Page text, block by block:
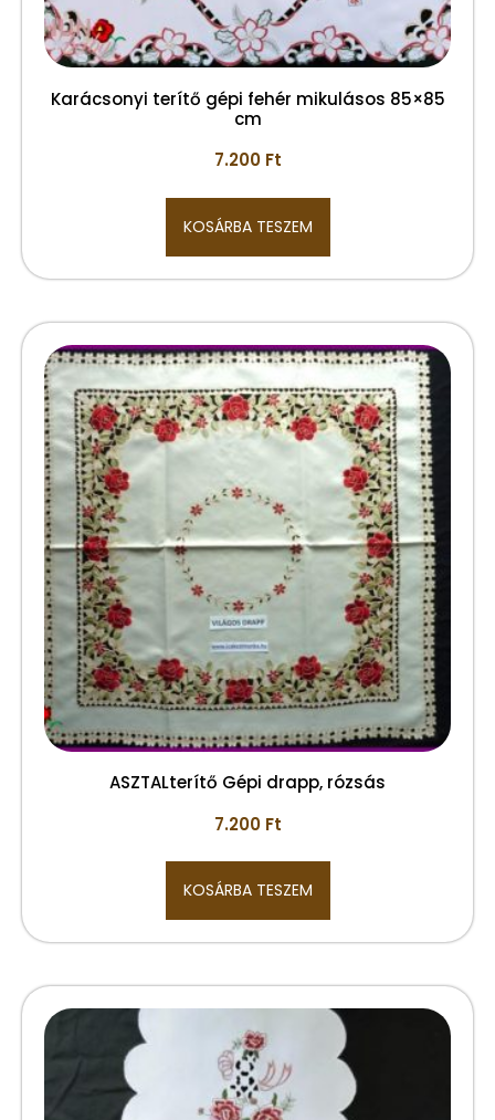
Karácsonyi terítő gépi fehér mikulásos 85×85
cm
7.200 Ft
KOSÁRBA TESZEM
ASZTALterítő Gépi drapp, rózsás
7.200 Ft
KOSÁRBA TESZEM